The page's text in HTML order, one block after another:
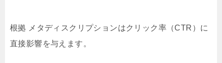
根拠 メタディスクリプションはクリック率（CTR）に
直接影響を与えます。